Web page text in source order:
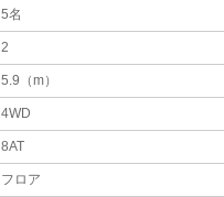
5名
2
5.9（m）
4WD
8AT
フロア